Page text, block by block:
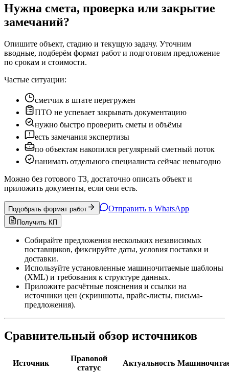
Нужна смета, проверка или закрытие
замечаний?
Опишите объект, стадию и текущую задачу. Уточним
вводные, подберём формат работ и подготовим предложение
по срокам и стоимости.
Частые ситуации:
сметчик в штате перегружен
ПТО не успевает закрывать документацию
нужно быстро проверить сметы и объёмы
есть замечания экспертизы
по объектам накопился регулярный сметный поток
нанимать отдельного специалиста сейчас невыгодно
Можно без готового ТЗ, достаточно описать объект и
приложить документы, если они есть.
Подобрать формат работ Отправить в WhatsApp
Получить КП
Собирайте предложения нескольких независимых
поставщиков, фиксируйте даты, условия поставки и
доставки.
Используйте установленные машиночитаемые шаблоны
(XML) и требования к структуре данных.
Приложите расчётные пояснения и ссылки на
источники цен (скриншоты, прайс-листы, письма-
предложения).
Сравнительный обзор источников
Источник
Правовой
статус
Актуальность